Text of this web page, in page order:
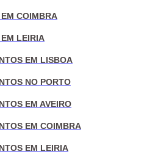
COIMBRA
LEIRIA
EM LISBOA
NO PORTO
EM AVEIRO
EM COIMBRA
EM LEIRIA